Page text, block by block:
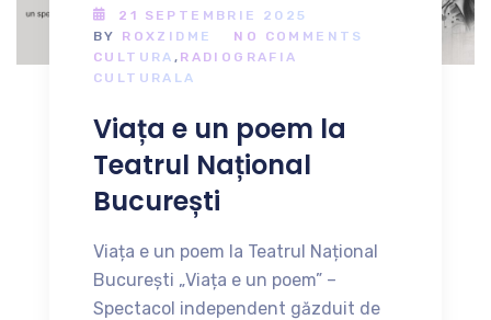
21 SEPTEMBRIE 2025
BY ROXZIDME
NO COMMENTS
CULTURA , RADIOGRAFIA
CULTURALA
Viața e un poem la
Teatrul Național
București
Viața e un poem la Teatrul Național
București „Viața e un poem” –
Spectacol independent găzduit de